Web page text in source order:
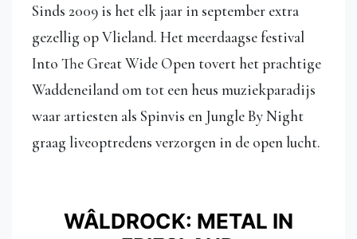
Sinds 2009 is het elk jaar in september extra
gezellig op Vlieland. Het meerdaagse festival
Into The Great Wide Open tovert het prachtige
Waddeneiland om tot een heus muziekparadijs
waar artiesten als Spinvis en Jungle By Night
graag liveoptredens verzorgen in de open lucht.
WÂLDROCK: METAL IN